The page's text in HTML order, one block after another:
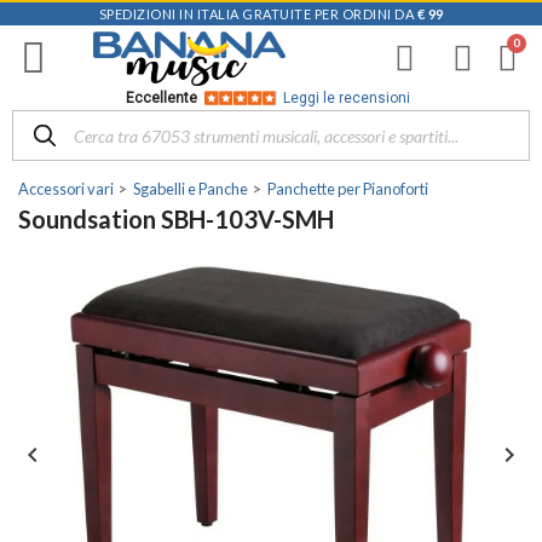
SPEDIZIONI IN ITALIA GRATUITE PER ORDINI DA € 99
Eccellente Leggi le recensioni
Accessori vari Sgabelli e Panche Panchette per Pianoforti
Soundsation SBH-103V-SMH
 